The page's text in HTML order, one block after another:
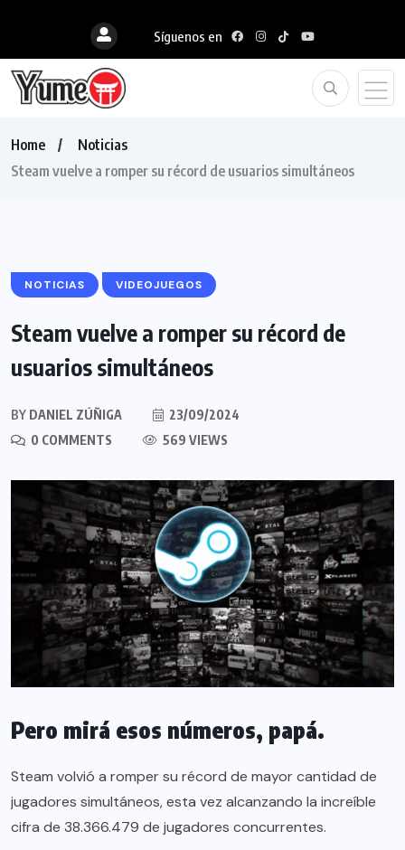
Síguenos en
Home
Noticias
Steam vuelve a romper su récord de usuarios simultáneos
NOTICIAS VIDEOJUEGOS
Steam vuelve a romper su récord de
usuarios simultáneos
BY DANIEL ZÚÑIGA
23/09/2024
0 COMMENTS
569 VIEWS
Pero mirá esos números, papá.
Steam volvió a romper su récord de mayor cantidad de
jugadores simultáneos, esta vez alcanzando la increíble
cifra de 38.366.479 de jugadores concurrentes.